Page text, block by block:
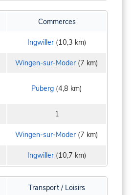
Commerces
Ingwiller(10,3 km)
Wingen-sur-Moder (7 km)
Puberg (4,8 km)
1
Wingen-sur-Moder (7 km)
Ingwiller(10,7 km)
Transport / Loisirs